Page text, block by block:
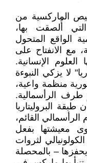
الماركسية من
التي أُلصقت بها،
الواقع المتحول
مع الانفتاح على
العلوم الإنسانية.
لا يزكي النبوءة
منظمة واعية،
طرف الرأسمالية.
البروليتاريا
القائم،
معيشتها بفعل
لثروات
– بالمحصلة